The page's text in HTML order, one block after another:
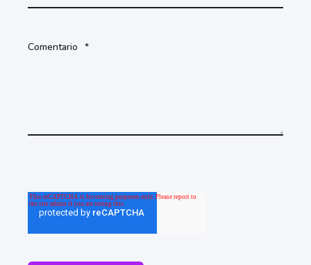
Comentario *